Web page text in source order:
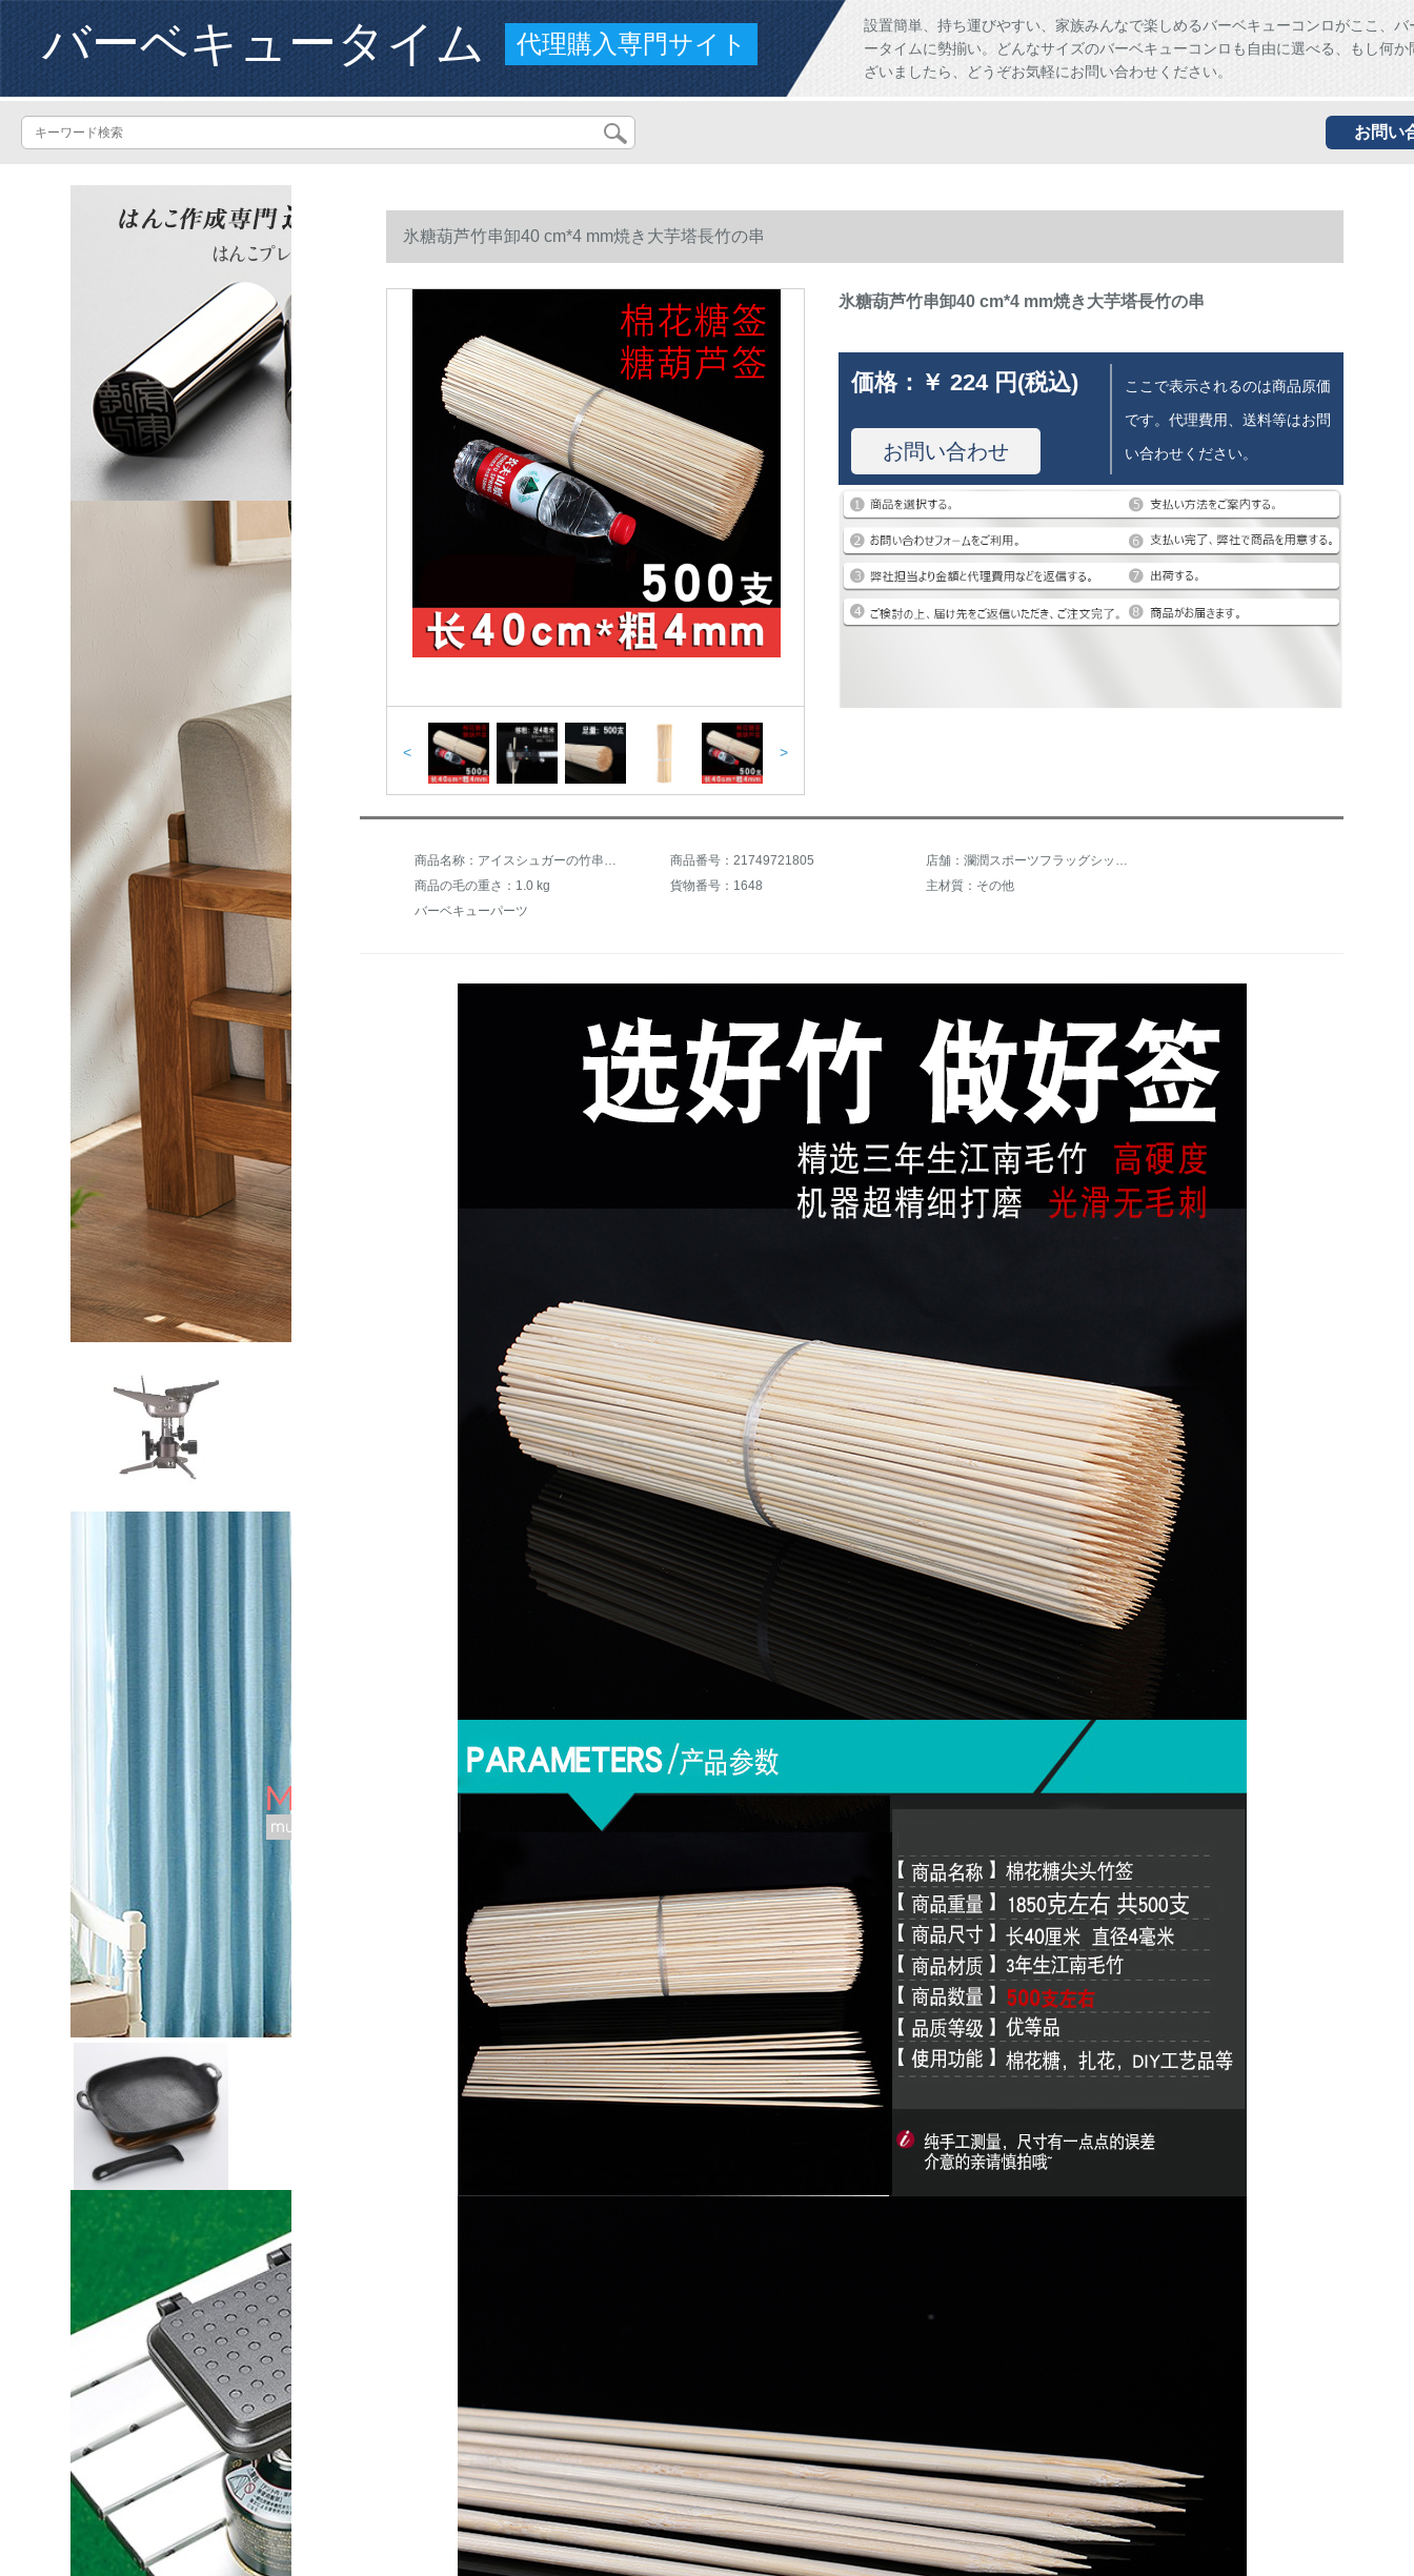
バーベキュータイム 代理購入専門サイト
設置簡単、持ち運びやすい、家族みんなで楽しめるバーベキューコンロがここ、バ
ータイムに勢揃い。どんなサイズのバーベキューコンロも自由に選べる、もし何か
ざいましたら、どうぞお気軽にお問い合わせください。
お問い
氷糖葫芦竹串卸40 cm*4 mm焼き大芋塔長竹の串
< >
氷糖葫芦竹串卸40 cm*4 mm焼き大芋塔長竹の串
価格： ￥ 224 円(税込)
お問い合わせ
ここで表示されるのは商品原価
です。代理費用、送料等はお問
い合わせください。
商品名称：アイスシュガーの竹串卸40 cm*4 mm焼き大芋の塔の長い竹の串は一回の粗手で作ります。 商品番号：21749721805
店舗：瀾潤スポーツフラッグシップショップ
商品の毛の重さ：1.0 kg
貨物番号：1648
主材質：その他
バーベキューパーツ